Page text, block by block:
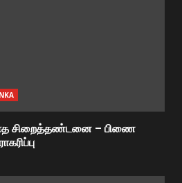
சிறைத்தண்டனை – பிணை